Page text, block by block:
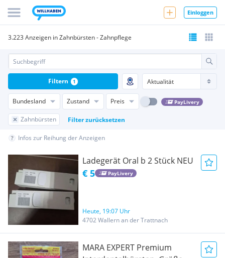
Einloggen
3.223 Anzeigen in Zahnbürsten - Zahnpflege
Bundesland Zustand Preis PayLivery
Zahnbürsten Filter zurücksetzen
Filtern 1
Infos zur Reihung der Anzeigen
Ladegerät Oral b 2 Stück NEU
€ 5 PayLivery
Heute, 19:07 Uhr
4702 Wallern an der Trattnach
MARA EXPERT Premium